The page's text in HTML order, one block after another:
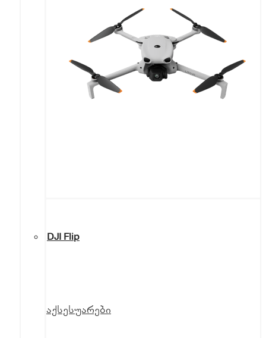
DJI Flip
აქსესუარები